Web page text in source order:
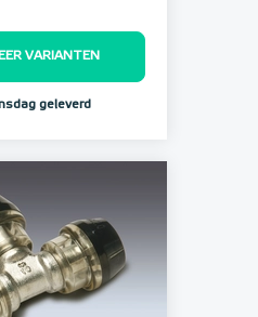
VARIANTEN
geleverd